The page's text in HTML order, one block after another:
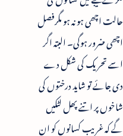
حالت اچھی ہو نہ ہو مگرفصل
اچھی ضرور ہوگی۔ البتہ اگر
اسے تحریک کی شکل دے
دی جائے تو شاید درختوں کی
شاخوں پر اتنے پھل لٹکیں
گے کہ غریب کسانوں کو ان